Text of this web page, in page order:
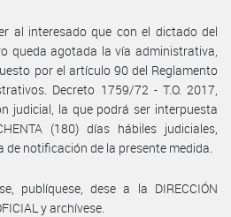
al interesado que con el dictado del
queda agotada la vía administrativa,
por el artículo 90 del Reglamento
Decreto 1759/72 - T.O. 2017,
judicial, la que podrá ser interpuesta
(180) días hábiles judiciales,
notificación de la presente medida.
publíquese, dese a la DIRECCIÓN
y archívese.